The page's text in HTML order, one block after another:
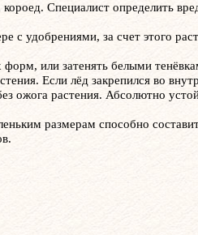
Специалист определить
удобрениями, за счет этого
или затенять белыми
Если лёд закрепился во
растения. Абсолютно
размерам способно